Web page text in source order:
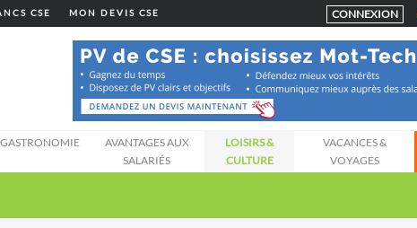
CSE MON DEVIS CSE CONNEXION
GASTRONOMIE
AVANTAGES AUX
SALARIÉS
LOISIRS &
CULTURE
VACANCES &
VOYAGES